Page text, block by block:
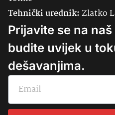
Tehnički urednik:Zlatko
Prijavite se na
budite uvijek u
dešavanjima.